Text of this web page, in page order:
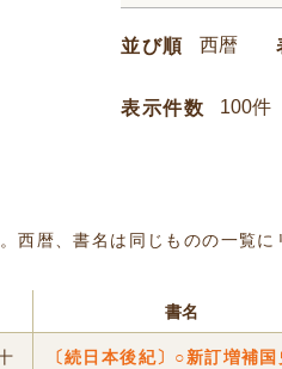
並び順
表示件数
西暦、書名は同じものの一覧に
書名
〔続日本後紀〕○新訂増補国